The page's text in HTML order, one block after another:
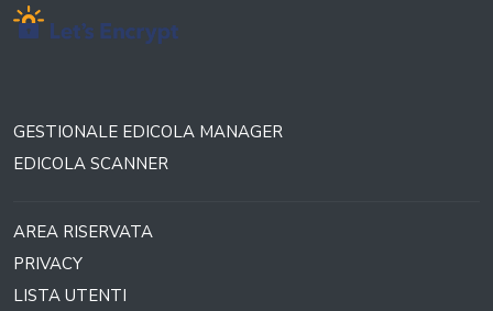
GESTIONALE EDICOLA MANAGER
EDICOLA SCANNER
AREA RISERVATA
PRIVACY
LISTA UTENTI